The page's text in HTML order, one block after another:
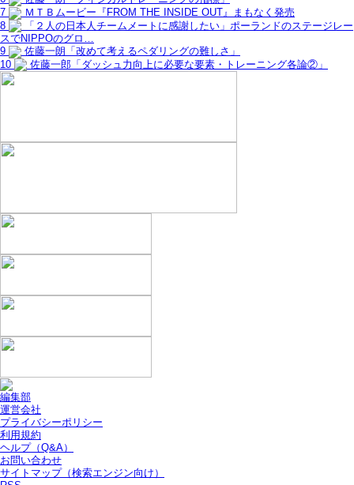
7
ＭＴＢムービー『FROM THE INSIDE OUT』まもなく発売
8
「２人の日本人チームメートに感謝したい」ポーランドのステージレー
スでNIPPOのグロ…
9
佐藤一朗「改めて考えるペダリングの難しさ」
10
佐藤一郎「ダッシュ力向上に必要な要素・トレーニング各論②」
編集部
運営会社
プライバシーポリシー
利用規約
ヘルプ（Q&A）
お問い合わせ
サイトマップ（検索エンジン向け）